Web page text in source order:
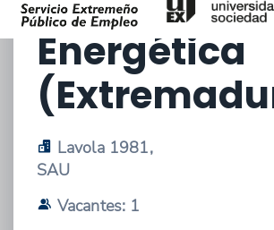
Energética
Lavola 1981,
SAU
Vacantes: 1